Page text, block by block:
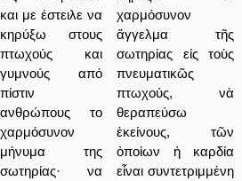
και με έστειλε να
κηρύξω στους
πτωχούς και
γυμνούς από
πίστιν
ανθρώπους το
χαρμόσυνον
μήνυμα της
σωτηρίας· να
χαρμόσυνον
ἄγγελμα τῆς
σωτηρίας εἰς τοὺς
πνευματικῶς
πτωχούς, νὰ
θεραπεύσω
ἐκείνους, τῶν
ὁποίων ἡ καρδία
εἶναι συντετριμμένη